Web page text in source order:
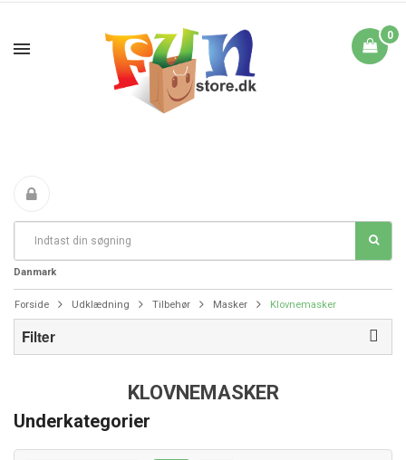
0
Fri Fragt fra 199 i
Danmark
DAG TIL DAG LEVERING
Forside Udklædning Tilbehør Masker Klovnemasker
Filter
KLOVNEMASKER
Underkategorier